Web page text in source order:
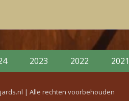
2023 2022 2021
| Alle rechten voorbehouden